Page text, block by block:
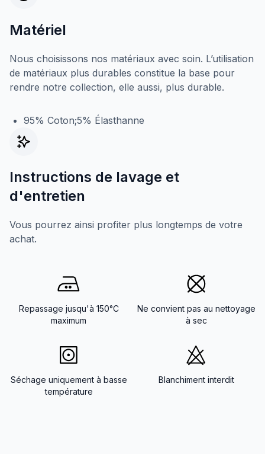
Matériel
Nous choisissons nos matériaux avec soin. L’utilisation
de matériaux plus durables constitue la base pour
rendre notre collection, elle aussi, plus durable.
95% Coton;5% Élasthanne
Instructions de lavage et
d'entretien
Vous pourrez ainsi profiter plus longtemps de votre
achat.
Repassage jusqu'à 150°C
maximum
Ne convient pas au nettoyage
à sec
Séchage uniquement à basse
température
Blanchiment interdit